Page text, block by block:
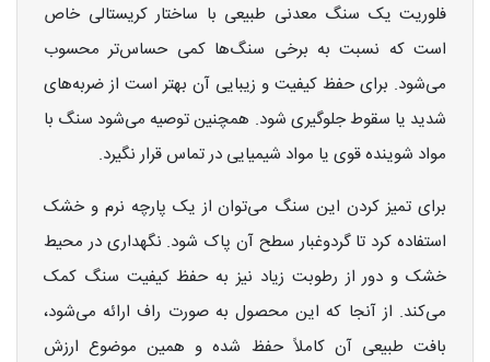
فلوریت یک سنگ معدنی طبیعی با ساختار کریستالی خاص
است که نسبت به برخی سنگ‌ها کمی حساس‌تر محسوب
می‌شود. برای حفظ کیفیت و زیبایی آن بهتر است از ضربه‌های
شدید یا سقوط جلوگیری شود. همچنین توصیه می‌شود سنگ با
مواد شوینده قوی یا مواد شیمیایی در تماس قرار نگیرد.
برای تمیز کردن این سنگ می‌توان از یک پارچه نرم و خشک
استفاده کرد تا گردوغبار سطح آن پاک شود. نگهداری در محیط
خشک و دور از رطوبت زیاد نیز به حفظ کیفیت سنگ کمک
می‌کند. از آنجا که این محصول به صورت راف ارائه می‌شود،
بافت طبیعی آن کاملاً حفظ شده و همین موضوع ارزش